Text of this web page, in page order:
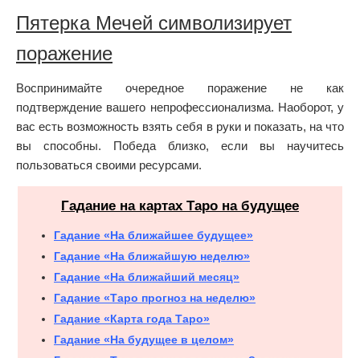
Пятерка Мечей символизирует
поражение
Воспринимайте очередное поражение не как
подтверждение вашего непрофессионализма. Наоборот, у
вас есть возможность взять себя в руки и показать, на что
вы способны. Победа близко, если вы научитесь
пользоваться своими ресурсами.
Гадание на картах Таро на будущее
Гадание «На ближайшее будущее»
Гадание «На ближайшую неделю»
Гадание «На ближайший месяц»
Гадание «Таро прогноз на неделю»
Гадание «Карта года Таро»
Гадание «На будущее в целом»